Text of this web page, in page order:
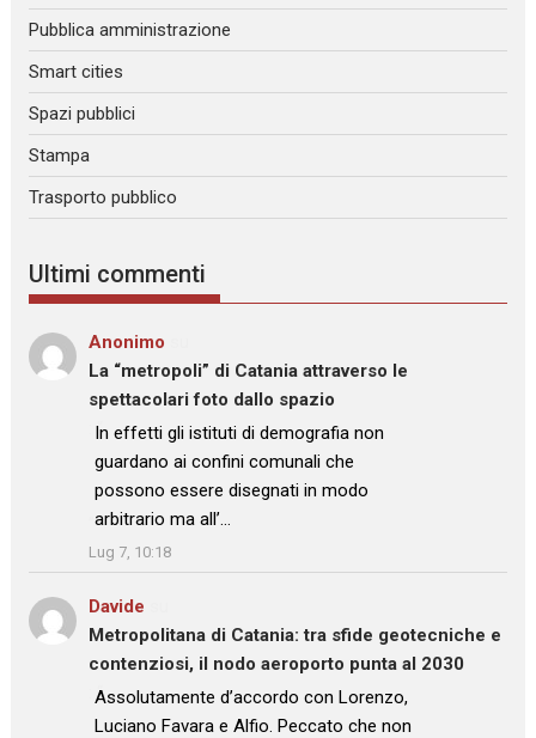
Pubblica amministrazione
Smart cities
Spazi pubblici
Stampa
Trasporto pubblico
Ultimi commenti
Anonimo
La “metropoli” di Catania attraverso le
spettacolari foto dallo spazio
: “In effetti gli istituti di demografia non
guardano ai confini comunali che
possono essere disegnati in modo
arbitrario ma all’…
”
Lug 7, 10:18
Davide
Metropolitana di Catania: tra sfide geotecniche e
contenziosi, il nodo aeroporto punta al 2030
: “
Assolutamente d’accordo con Lorenzo,
Luciano Favara e Alfio. Peccato che non